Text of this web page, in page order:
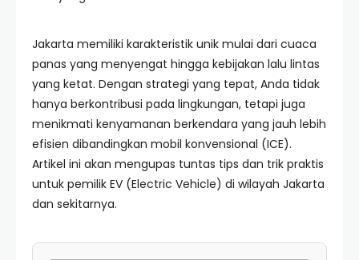
Jakarta memiliki karakteristik unik mulai dari cuaca
panas yang menyengat hingga kebijakan lalu lintas
yang ketat. Dengan strategi yang tepat, Anda tidak
hanya berkontribusi pada lingkungan, tetapi juga
menikmati kenyamanan berkendara yang jauh lebih
efisien dibandingkan mobil konvensional (ICE).
Artikel ini akan mengupas tuntas tips dan trik praktis
untuk pemilik EV (Electric Vehicle) di wilayah Jakarta
dan sekitarnya.